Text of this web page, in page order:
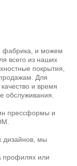
фабрика, и можем
всего из наших
покрытия,
Для
и время
обслуживания.
прессформы и
дизайнов, мы
профилях или